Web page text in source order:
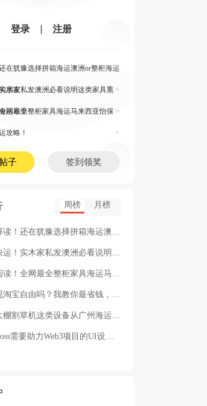
登录 注册
在犹豫选择拼箱海运澳洲or整柜海运
朋友 >
木家私发澳洲必看说明这类家具熏
运布里 >
网最全整柜家具海运马来西亚怡保
攻略！ >
子 签到领奖
周榜 月榜
在犹豫选择拼箱海运澳洲or整柜海运悉尼墨尔本的朋友
木家私发澳洲必看说明这类家具熏蒸杀毒再可海运布里
网最全整柜家具海运马来西亚怡保的保姆式海运攻略！
自由吗？我教你最省钱，最方便的方法
机这类设备从广州海运到澳洲堪培拉过海关需要提供什
需要助力Web3项目的UI设计，或qian